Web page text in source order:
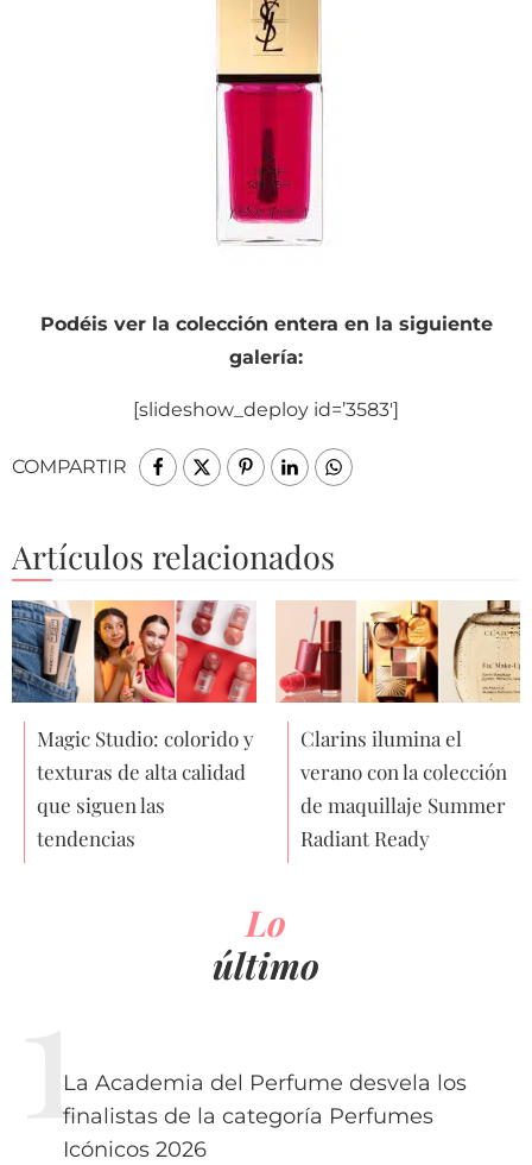
Podéis ver la colección entera en la siguiente
galería:
[slideshow_deploy id=’3583′]
COMPARTIR
Artículos relacionados
Magic Studio: colorido y
texturas de alta calidad
que siguen las
tendencias
Clarins ilumina el
verano con la colección
de maquillaje Summer
Radiant Ready
Lo
último
La Academia del Perfume desvela los
finalistas de la categoría Perfumes
Icónicos 2026